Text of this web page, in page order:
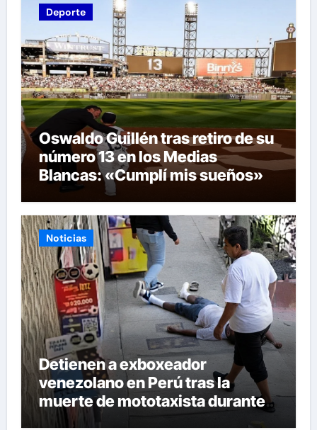
Deporte
Oswaldo Guillén tras retiro de su
número 13 en los Medias
Blancas: «Cumplí mis sueños»
Noticias
Detienen a exboxeador
venezolano en Perú tras la
muerte de mototaxista durante
una riña